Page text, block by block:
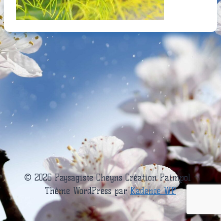
© 2026 Paysagiste Cheyns Création Paimpol -
Thème WordPress parKadence WP